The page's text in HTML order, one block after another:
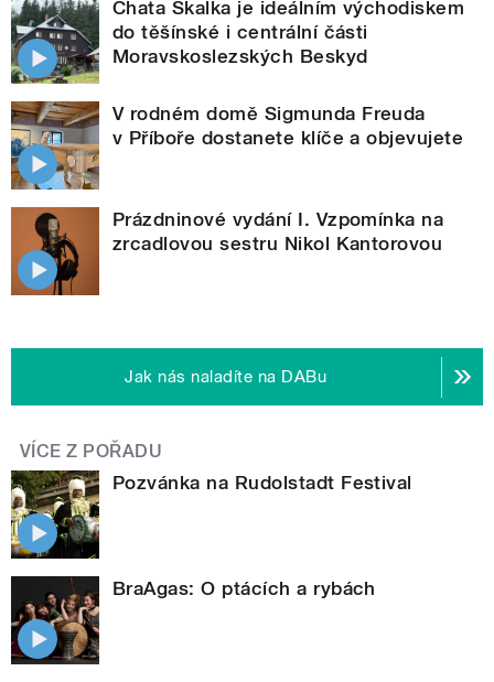
Chata Skalka je ideálním východiskem
do těšínské i centrální části
Moravskoslezských Beskyd
V rodném domě Sigmunda Freuda
v Příboře dostanete klíče a objevujete
Prázdninové vydání I. Vzpomínka na
zrcadlovou sestru Nikol Kantorovou
Jak nás naladíte na DABu
VÍCE Z POŘADU
Pozvánka na Rudolstadt Festival
BraAgas: O ptácích a rybách